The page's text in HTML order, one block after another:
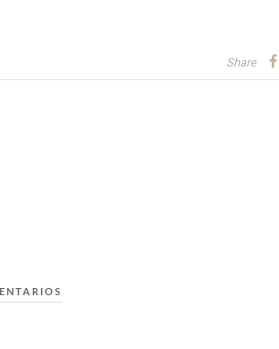
Share